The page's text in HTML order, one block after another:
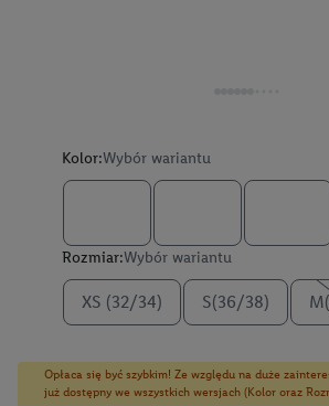
Kolor:Wybór wariantu
Rozmiar:Wybór wariantu
XS (32/34) S(36/38)
Opłaca się być szybkim! Ze względu na duże
już dostępny we wszystkich wersjach (Kolor oraz